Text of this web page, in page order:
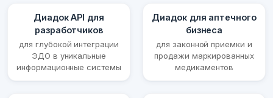
Диадок API для
разработчиков
для глубокой интеграции
ЭДО в уникальные
информационные системы
Диадок для аптечного
бизнеса
для законной приемки и
продажи маркированных
медикаментов